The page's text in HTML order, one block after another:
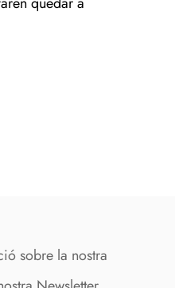
sobre la nostra